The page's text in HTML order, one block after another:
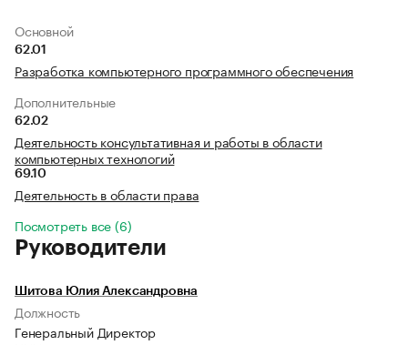
Основной
62.01
Разработка компьютерного программного обеспечения
Дополнительные
62.02
Деятельность консультативная и работы в области
компьютерных технологий
69.10
Деятельность в области права
Посмотреть все (6)
Руководители
Шитова Юлия Александровна
Должность
Генеральный Директор